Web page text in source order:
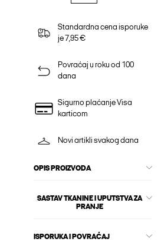
Standardna cena isporuke
je 7,95 €
Povraćaj u roku od 100
dana
Sigurno plaćanje Visa
karticom
Novi artikli svakog dana
OPIS PROIZVODA
SASTAV TKANINE I UPUTSTVA ZA
PRANJE
ISPORUKA I POVRAĆAJ